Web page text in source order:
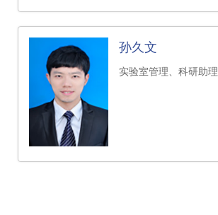
孙久文
实验室管理、科研助理